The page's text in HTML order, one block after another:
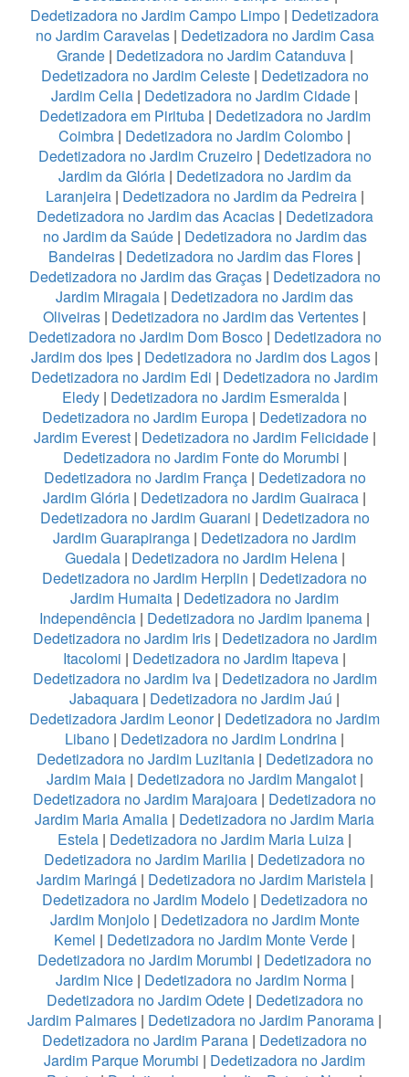
Dedetizadora no Jardim Campo Limpo | Dedetizadora
no Jardim Caravelas| Dedetizadora no Jardim Casa
Grande| Dedetizadora no Jardim Catanduva|
Dedetizadora no Jardim Celeste| Dedetizadora no
Jardim Celia | Dedetizadora no Jardim Cidade |
Dedetizadora em Pirituba| Dedetizadora no Jardim
Coimbra | Dedetizadora no Jardim Colombo |
Dedetizadora no Jardim Cruzeiro| Dedetizadora no
Jardim da Glória| Dedetizadora no Jardim da
Laranjeira| Dedetizadora no Jardim da Pedreira|
Dedetizadora no Jardim das Acacias| Dedetizadora
no Jardim da Saúde| Dedetizadora no Jardim das
Bandeiras | Dedetizadora no Jardim das Flores |
Dedetizadora no Jardim das Graças| Dedetizadora no
Jardim Miragaia | Dedetizadora no Jardim das
Oliveiras | Dedetizadora no Jardim das Vertentes |
Dedetizadora no Jardim Dom Bosco| Dedetizadora no
Jardim dos Ipes | Dedetizadora no Jardim dos Lagos |
Dedetizadora no Jardim Edi | Dedetizadora no Jardim
Eledy | Dedetizadora no Jardim Esmeralda |
Dedetizadora no Jardim Europa | Dedetizadora no
Jardim Everest| Dedetizadora no Jardim Felicidade|
Dedetizadora no Jardim Fonte do Morumbi |
Dedetizadora no Jardim França| Dedetizadora no
Jardim Glória | Dedetizadora no Jardim Guairaca |
Dedetizadora no Jardim Guarani | Dedetizadora no
Jardim Guarapiranga | Dedetizadora no Jardim
Guedala| Dedetizadora no Jardim Helena|
Dedetizadora no Jardim Herplin | Dedetizadora no
Jardim Humaita | Dedetizadora no Jardim
Independência | Dedetizadora no Jardim Ipanema |
Dedetizadora no Jardim Iris| Dedetizadora no Jardim
Itacolomi | Dedetizadora no Jardim Itapeva |
Dedetizadora no Jardim Iva| Dedetizadora no Jardim
Jabaquara | Dedetizadora no Jardim Jaú |
Dedetizadora Jardim Leonor| Dedetizadora no Jardim
Libano | Dedetizadora no Jardim Londrina |
Dedetizadora no Jardim Luzitania| Dedetizadora no
Jardim Maia| Dedetizadora no Jardim Mangalot|
Dedetizadora no Jardim Marajoara | Dedetizadora no
Jardim Maria Amalia | Dedetizadora no Jardim Maria
Estela | Dedetizadora no Jardim Maria Luiza |
Dedetizadora no Jardim Marilia | Dedetizadora no
Jardim Maringá| Dedetizadora no Jardim Maristela|
Dedetizadora no Jardim Modelo| Dedetizadora no
Jardim Monjolo| Dedetizadora no Jardim Monte
Kemel | Dedetizadora no Jardim Monte Verde |
Dedetizadora no Jardim Morumbi | Dedetizadora no
Jardim Nice| Dedetizadora no Jardim Norma|
Dedetizadora no Jardim Odete| Dedetizadora no
Jardim Palmares | Dedetizadora no Jardim Panorama |
Dedetizadora no Jardim Parana | Dedetizadora no
Jardim Parque Morumbi | Dedetizadora no Jardim